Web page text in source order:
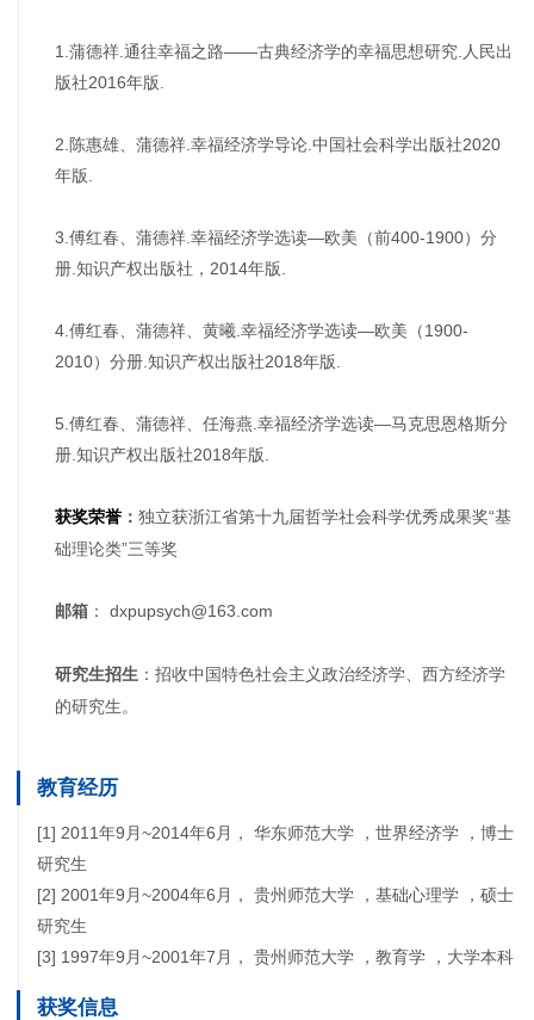
1.蒲德祥.通往幸福之路——古典经济学的幸福思想研究.人民出
版社2016年版.
2.陈惠雄、蒲德祥.幸福经济学导论.中国社会科学出版社2020
年版.
3.傅红春、蒲德祥.幸福经济学选读—欧美（前400-1900）分
册.知识产权出版社，2014年版.
4.傅红春、蒲德祥、黄曦.幸福经济学选读—欧美（1900-
2010）分册.知识产权出版社2018年版.
5.傅红春、蒲德祥、任海燕.幸福经济学选读—马克思恩格斯分
册.知识产权出版社2018年版.
获奖荣誉 ： 独立获浙江省第十九届哲学社会科学优秀成果奖“基
础理论类”三等奖
邮箱 ： dxpupsych@163.com
研究生招生 ：招收中国特色社会主义政治经济学、西方经济学
的研究生。
教育经历
[1] 2011年9月~2014年6月， 华东师范大学 ，世界经济学 ，博士
研究生
[2] 2001年9月~2004年6月， 贵州师范大学 ，基础心理学 ，硕士
研究生
[3] 1997年9月~2001年7月， 贵州师范大学 ，教育学 ，大学本科
获奖信息